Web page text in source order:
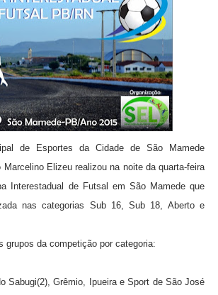
de Esportes da Cidade de São Mamede
Elizeu realizou na noite da quarta-feira
Interestadual de Futsal em São Mamede que
nas categorias Sub 16, Sub 18, Aberto e
grupos da competição por categoria:
Sabugi(2), Grêmio, Ipueira e Sport de São José